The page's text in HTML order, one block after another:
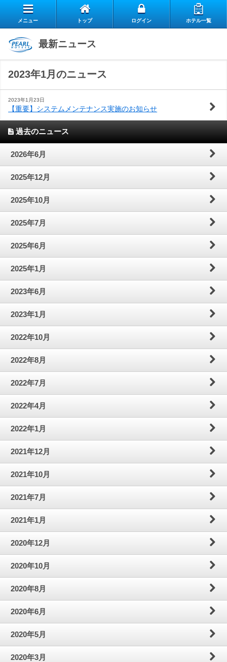
リ
ー
慢
の
ス
タ
ッ
フ
の
想
い
お
客
様
の
声
よ
く
あ
る
質
問
お
問
い
合
わ
せ
閉じる
メニュー トップ ログイン ホテル一覧
最新ニュース
2023年1月のニュース
2023年1月23日
【重要】システムメンテナンス実施のお知らせ
過去のニュース
2026年6月
2025年12月
2025年10月
2025年7月
2025年6月
2025年1月
2023年6月
2023年1月
2022年10月
2022年8月
2022年7月
2022年4月
2022年1月
2021年12月
2021年10月
2021年7月
2021年1月
2020年12月
2020年10月
2020年8月
2020年6月
2020年5月
2020年3月